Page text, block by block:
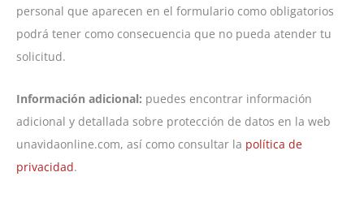
personal que aparecen en el formulario como obligatorios
podrá tener como consecuencia que no pueda atender tu
solicitud.
Información adicional: puedes encontrar información
adicional y detallada sobre protección de datos en la web
unavidaonline.com, así como consultar la política de
privacidad.